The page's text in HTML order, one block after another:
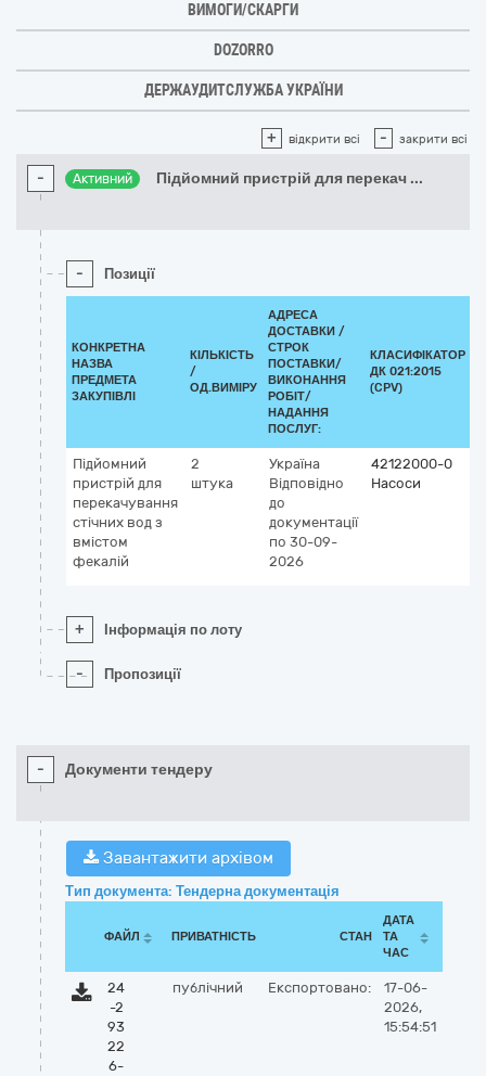
ВИМОГИ/СКАРГИ
DOZORRO
ДЕРЖАУДИТСЛУЖБА УКРАЇНИ
+ відкрити всі - закрити всі
- Активний Підйомний пристрій для перекач ...
- Позиції
КОНКРЕТНА
НАЗВА
ПРЕДМЕТА
ЗАКУПІВЛІ
КІЛЬКІСТЬ
/
ОД.ВИМІРУ
АДРЕСА
ДОСТАВКИ /
СТРОК
ПОСТАВКИ/
ВИКОНАННЯ
РОБІТ/
НАДАННЯ
ПОСЛУГ:
КЛАСИФІКАТОР
ДК 021:2015
(CPV)
Підйомний
пристрій для
перекачування
стічних вод з
вмістом
фекалій
2
штука
Україна
Відповідно
до
документації
по 30-09-
2026
42122000-0
Насоси
+ Інформація по лоту
- Пропозиції
- Документи тендеру
Завантажити архівом
Тип документа: Тендерна документація
ФАЙЛ ПРИВАТНІСТЬ СТАН
ДАТА
ТА
ЧАС
24
-2
93
22
6-
публічний Експортовано:
17-06-
2026,
15:54:51